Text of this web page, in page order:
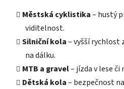
Městská cyklistika– hustý
viditelnost.
Silniční kola– vyšší
na dálku.
MTB a gravel– jízda v lese
Dětská kola– bezpečnost